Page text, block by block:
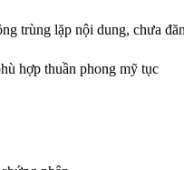
trùng lặp nội dung, chưa
hợp thuần phong mỹ tục